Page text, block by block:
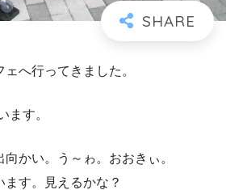
へ行ってきました。
ます。
かい。う～ゎ。おおきぃ。
す。見えるかな？